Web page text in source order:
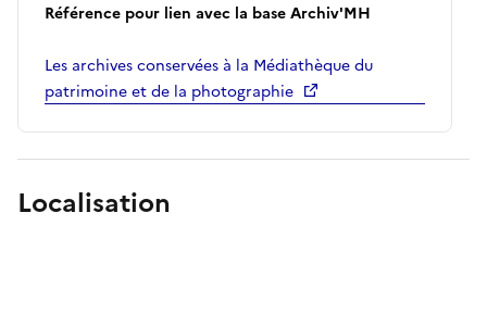
Référence pour lien avec la base Archiv'MH
Les archives conservées à la Médiathèque du
patrimoine et de la photographie
Localisation